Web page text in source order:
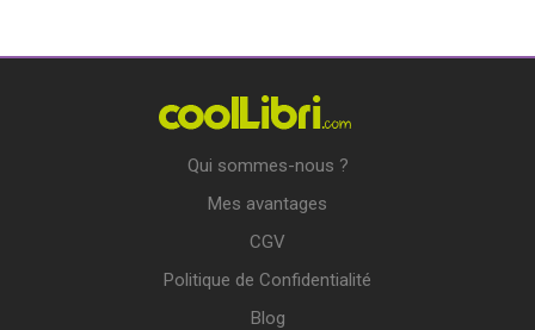
Qui sommes-nous ?
Mes avantages
CGV
Politique de Confidentialité
Blog